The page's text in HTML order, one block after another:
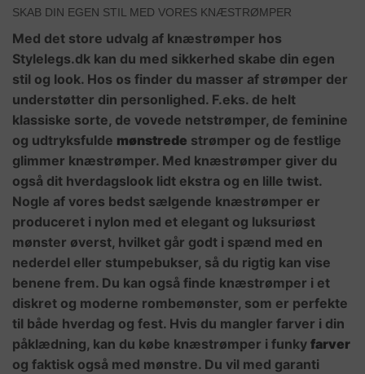
SKAB DIN EGEN STIL MED VORES KNÆSTRØMPER
Med det store udvalg af knæstrømper hos
Stylelegs.dk kan du med sikkerhed skabe din egen
stil og look. Hos os finder du masser af strømper der
understøtter din personlighed. F.eks. de helt
klassiske sorte, de vovede netstrømper, de feminine
og udtryksfulde mønstrede strømper og de festlige
glimmer knæstrømper. Med knæstrømper giver du
også dit hverdagslook lidt ekstra og en lille twist.
Nogle af vores bedst sælgende knæstrømper er
produceret i nylon med et elegant og luksuriøst
mønster øverst, hvilket går godt i spænd med en
nederdel eller stumpebukser, så du rigtig kan vise
benene frem. Du kan også finde knæstrømper i et
diskret og moderne rombemønster, som er perfekte
til både hverdag og fest. Hvis du mangler farver i din
påklædning, kan du købe knæstrømper i funky farver
og faktisk også med mønstre. Du vil med garanti